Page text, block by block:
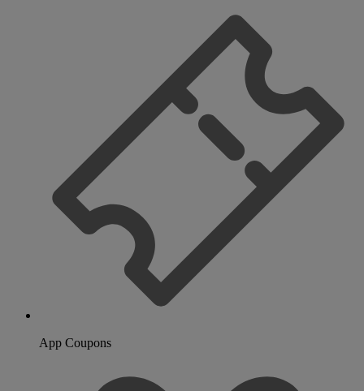
App Coupons